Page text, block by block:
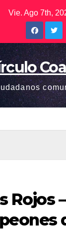
Vie. Ago 7th,
Rojos –